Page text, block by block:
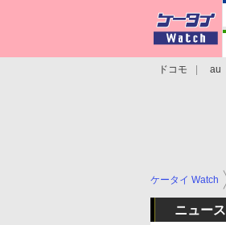
ドコモ au
ケータイ Watch
ニュース